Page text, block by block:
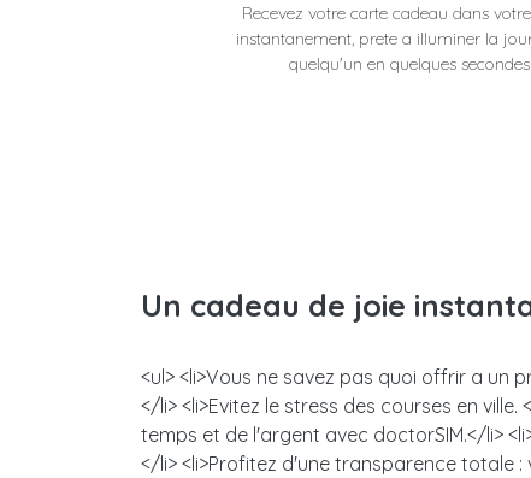
Recevez votre carte cadeau dans
instantanement, prete a illuminer la
quelqu'un en quelques secondes
Un cadeau de joie
<ul> <li>Vous ne savez pas quoi offrir a un
</li> <li>Evitez le stress des courses en
temps et de l'argent avec doctorSIM.</li>
</li> <li>Profitez d'une transparence totale